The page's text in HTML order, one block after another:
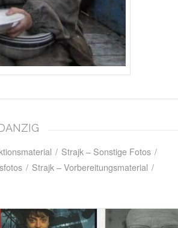
/ Strajk – Sonstige Fotos /
/ Strajk – Vorbereitungsmaterial /